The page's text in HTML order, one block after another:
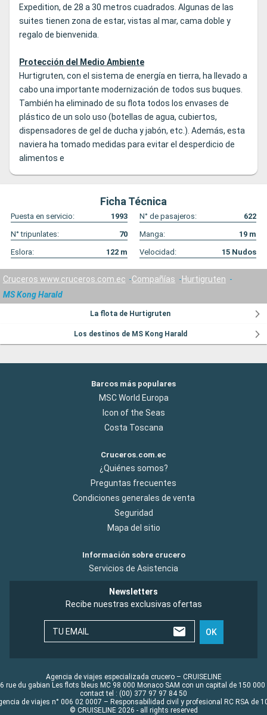
Expedition, de 28 a 30 metros cuadrados. Algunas de las
suites tienen zona de estar, vistas al mar, cama doble y
regalo de bienvenida.
Protección del Medio Ambiente
Hurtigruten, con el sistema de energía en tierra, ha llevado a
cabo una importante modernización de todos sus buques.
También ha eliminado de su flota todos los envases de
plástico de un solo uso (botellas de agua, cubiertos,
dispensadores de gel de ducha y jabón, etc.). Además, esta
naviera ha tomado medidas para evitar el desperdicio de
alimentos e
Ficha Técnica
Puesta en servicio: 1993 N° de pasajeros:
622
N° tripunlates:
70 Manga: 19 m
Eslora:
122 m Velocidad: 15 Nudos
Cruceros www.cruceros.com.ec Compañías
Hurtigruten
MS Kong Harald
La flota de Hurtigruten
Los destinos de MS Kong Harald
Barcos más populares
MSC World Europa
Icon of the Seas
Costa Toscana
Cruceros.com.ec
¿Quiénes somos?
Preguntas frecuentes
Condiciones generales de venta
Seguridad
Mapa del sitio
Información sobre crucero
Servicios de Asistencia
Newsletters
Recibe nuestras exclusivas ofertas
TU EMAIL OK
Agencia de viajes especializada crucero – CRUISELINE
rue du gabian Les flots bleus MC 98 000 Monaco SAM con un capital de 150 000
contact tel : (00) 377 97 97 84 50
de viajes n° 006 02 0007 – Responsabilidad civil y profesional RC RSA de
© CRUISELINE 2026 - all rights reserved